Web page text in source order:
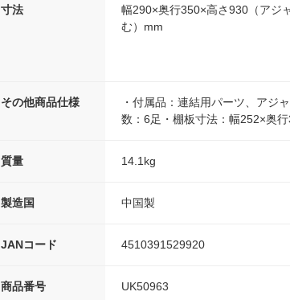
寸法
幅290×奥行350×高さ930（アジ
む）mm
その他商品仕様
・付属品：連結用パーツ、アジ
数：6足・棚板寸法：幅252×奥
質量 14.1kg
製造国 中国製
JANコード 4510391529920
商品番号 UK50963